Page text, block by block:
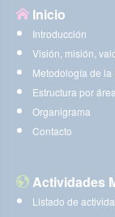
Inicio
Introducción
Visión, misión,
Metodología de
Estructura por
Organigrama
Contacto
Actividades
Listado de